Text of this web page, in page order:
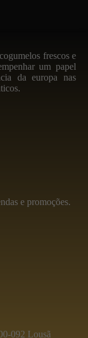
frescos e
um papel
da europa nas
e promoções.
092 Lousã